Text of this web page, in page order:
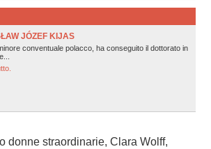
JÓZEF KIJAS
conventuale polacco, ha conseguito il dottorato in
donne straordinarie, Clara Wolff,